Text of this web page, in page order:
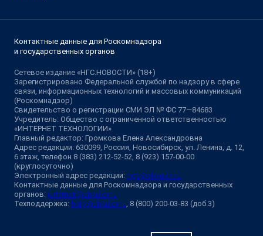
Контактные данные для Роскомнадзора
и государственных органов
Сетевое издание «НГС.НОВОСТИ» (18+)
Зарегистрировано Федеральной службой по надзору в сфере
связи, информационных технологий и массовых коммуникаций
(Роскомнадзор)
Свидетельство о регистрации СМИ ЭЛ № ФС 77—84683
Учредитель: Общество с ограниченной ответственностью
«ИНТЕРНЕТ ТЕХНОЛОГИИ»
Главный редактор: Громкова Елена Александровна
Адрес редакции: 630099, Россия, Новосибирск, ул. Ленина, д. 12,
6 этаж, телефон 8 (383) 212-52-52, 8 (923) 157-00-00
(круглосуточно)
Электронный адрес редакции: ngs@shkulev.ru
Контактные данные для Роскомнадзора и государственных
органов: juristnsk@shkulev.ru
Техподдержка: help@shkulev.ru, 8 (800) 200-03-83 (доб.3)